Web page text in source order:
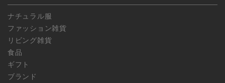
ナチュラル服
ファッション雑貨
リビング雑貨
食品
ギフト
ブランド